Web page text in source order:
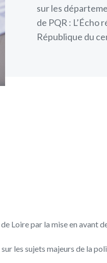
sur les
de PQR :
République du
Loire par la mise en avant
les sujets majeurs de la